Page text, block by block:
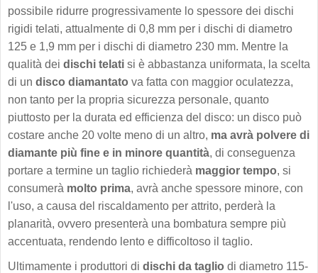
possibile ridurre progressivamente lo spessore dei dischi
rigidi telati, attualmente di 0,8 mm per i dischi di diametro
125 e 1,9 mm per i dischi di diametro 230 mm. Mentre la
qualità dei dischi telati si è abbastanza uniformata, la scelta
di un disco diamantato va fatta con maggior oculatezza,
non tanto per la propria sicurezza personale, quanto
piuttosto per la durata ed efficienza del disco: un disco può
costare anche 20 volte meno di un altro, ma avrà polvere di
diamante più fine e in minore quantità, di conseguenza
portare a termine un taglio richiederà maggior tempo, si
consumerà molto prima, avrà anche spessore minore, con
l'uso, a causa del riscaldamento per attrito, perderà la
planarità, ovvero presenterà una bombatura sempre più
accentuata, rendendo lento e difficoltoso il taglio.
Ultimamente i produttori di dischi da taglio di diametro 115-